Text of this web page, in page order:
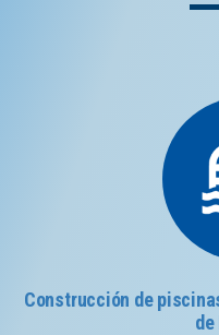
Construcción de